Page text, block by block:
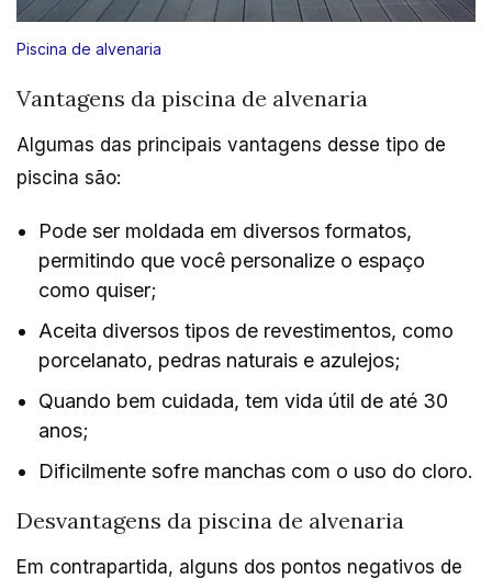
Piscina de alvenaria
Vantagens da piscina de alvenaria
Algumas das principais vantagens desse tipo de
piscina são:
Pode ser moldada em diversos formatos,
permitindo que você personalize o espaço
como quiser;
Aceita diversos tipos de revestimentos, como
porcelanato, pedras naturais e azulejos;
Quando bem cuidada, tem vida útil de até 30
anos;
Dificilmente sofre manchas com o uso do cloro.
Desvantagens da piscina de alvenaria
Em contrapartida, alguns dos pontos negativos de